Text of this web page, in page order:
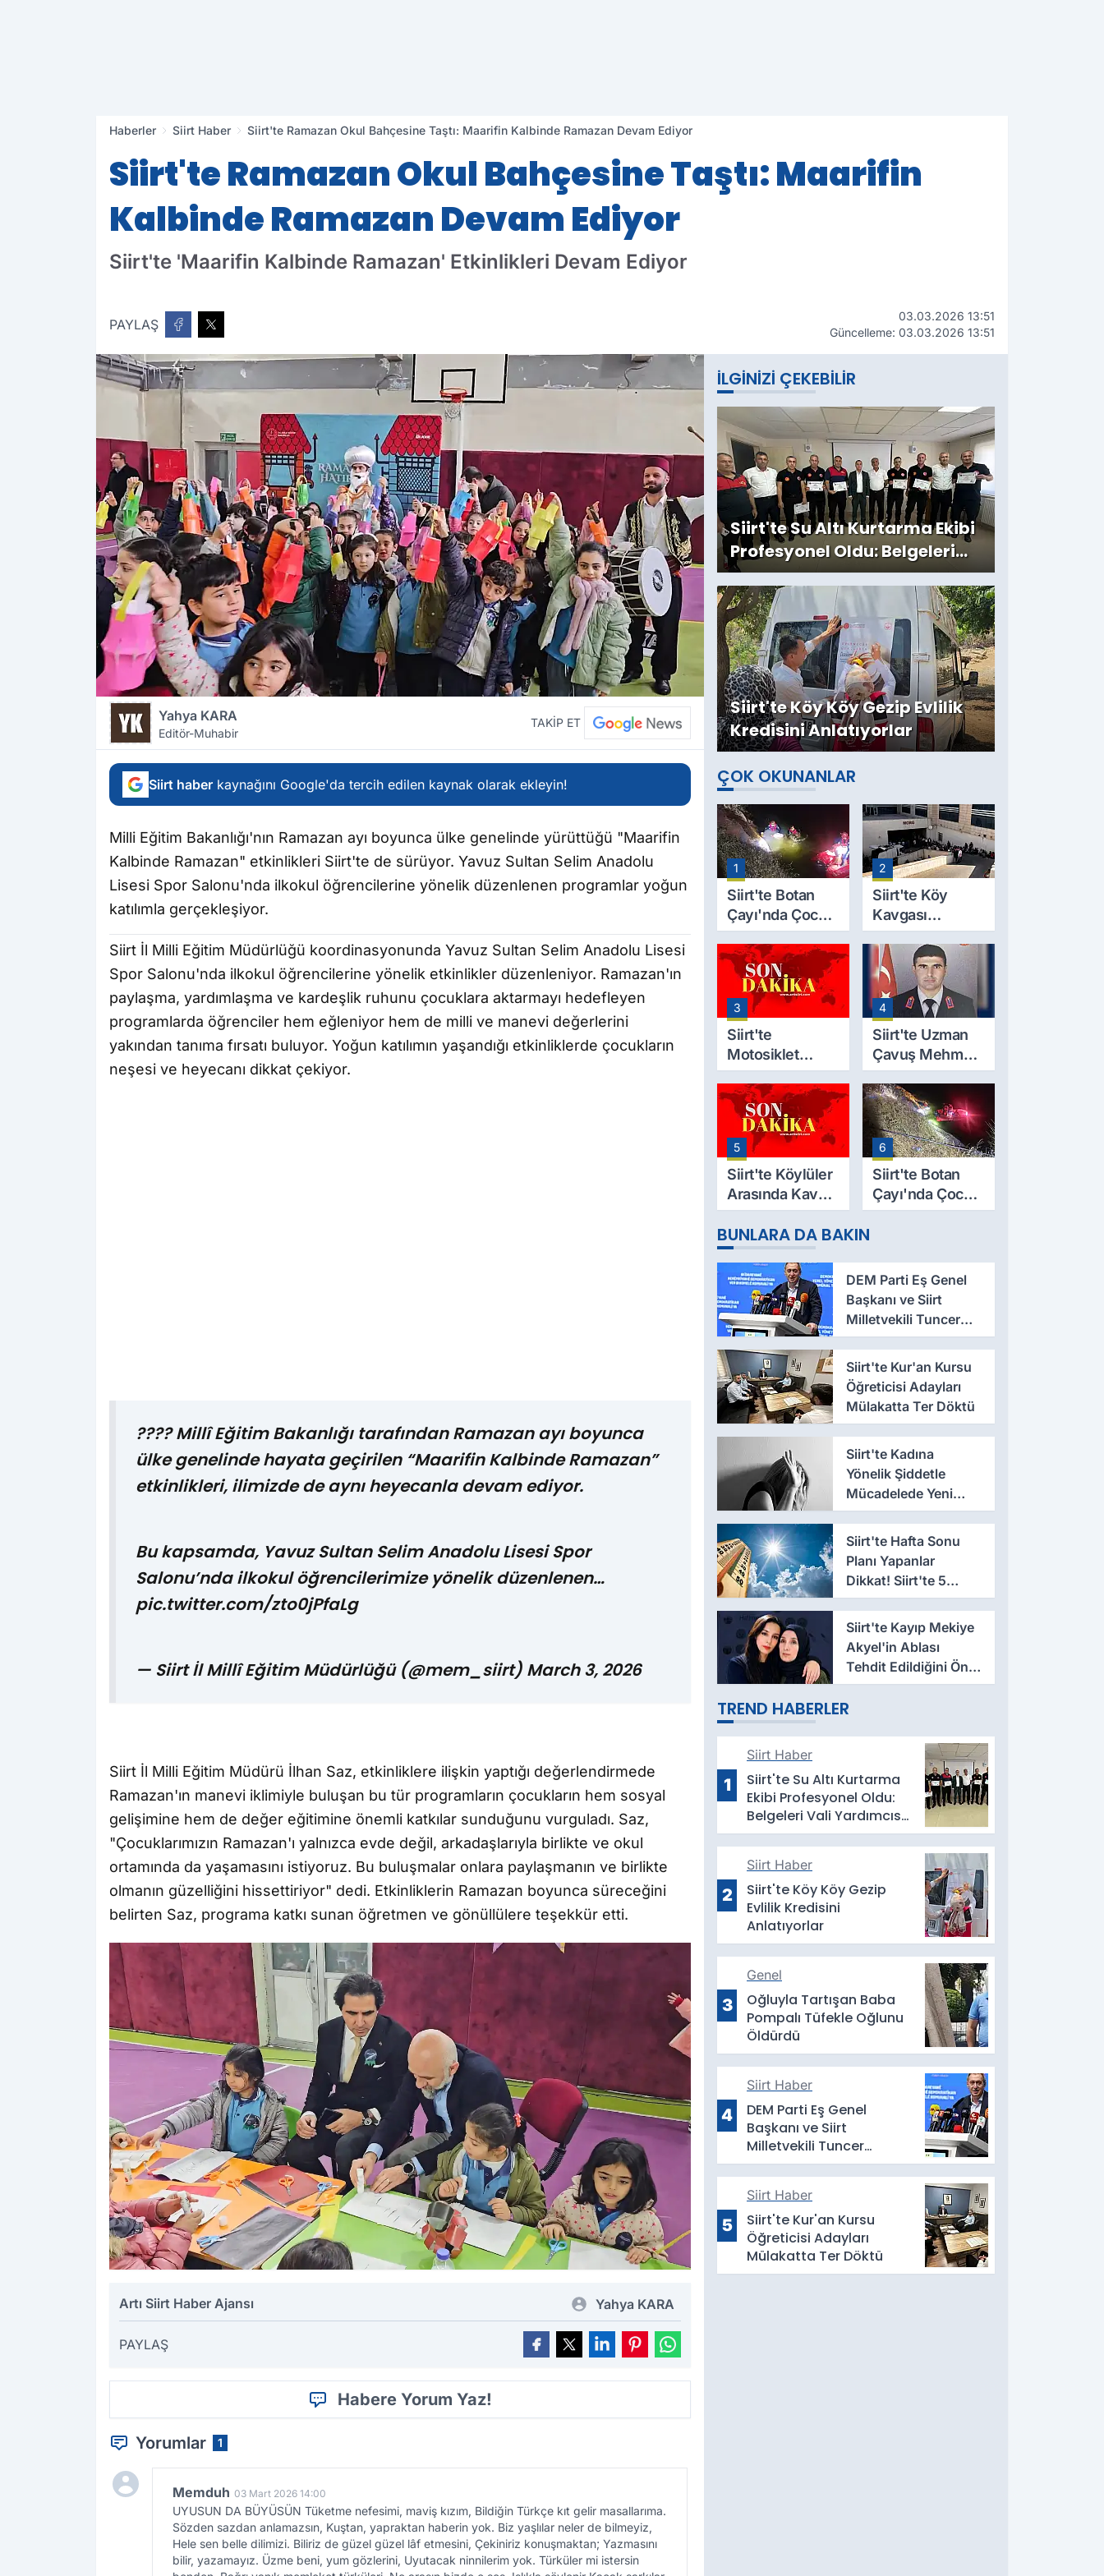
Haberler Siirt Haber Siirt'te Ramazan Okul Bahçesine Taştı: Maarifin Kalbinde Ramazan Devam Ediyor
Siirt'te Ramazan Okul Bahçesine Taştı: Maarifin
Kalbinde Ramazan Devam Ediyor
Siirt'te 'Maarifin Kalbinde Ramazan' Etkinlikleri Devam Ediyor
PAYLAŞ
03.03.2026 13:51
Güncelleme: 03.03.2026 13:51
Yahya KARA
Editör-Muhabir
TAKİP ET
Siirt haber kaynağını Google'da tercih edilen kaynak olarak ekleyin!
Milli Eğitim Bakanlığı'nın Ramazan ayı boyunca ülke genelinde yürüttüğü "Maarifin
Kalbinde Ramazan" etkinlikleri Siirt'te de sürüyor. Yavuz Sultan Selim Anadolu
Lisesi Spor Salonu'nda ilkokul öğrencilerine yönelik düzenlenen programlar yoğun
katılımla gerçekleşiyor.
Siirt İl Milli Eğitim Müdürlüğü koordinasyonunda Yavuz Sultan Selim Anadolu Lisesi
Spor Salonu'nda ilkokul öğrencilerine yönelik etkinlikler düzenleniyor. Ramazan'ın
paylaşma, yardımlaşma ve kardeşlik ruhunu çocuklara aktarmayı hedefleyen
programlarda öğrenciler hem eğleniyor hem de milli ve manevi değerlerini
yakından tanıma fırsatı buluyor. Yoğun katılımın yaşandığı etkinliklerde çocukların
neşesi ve heyecanı dikkat çekiyor.
???? Millî Eğitim Bakanlığı tarafından Ramazan ayı boyunca
ülke genelinde hayata geçirilen “Maarifin Kalbinde Ramazan”
etkinlikleri, ilimizde de aynı heyecanla devam ediyor.
Bu kapsamda, Yavuz Sultan Selim Anadolu Lisesi Spor
Salonu’nda ilkokul öğrencilerimize yönelik düzenlenen…
pic.twitter.com/zto0jPfaLg
— Siirt İl Millî Eğitim Müdürlüğü (@mem_siirt) March 3, 2026
Siirt İl Milli Eğitim Müdürü İlhan Saz, etkinliklere ilişkin yaptığı değerlendirmede
Ramazan'ın manevi iklimiyle buluşan bu tür programların çocukların hem sosyal
gelişimine hem de değer eğitimine önemli katkılar sunduğunu vurguladı. Saz,
"Çocuklarımızın Ramazan'ı yalnızca evde değil, arkadaşlarıyla birlikte ve okul
ortamında da yaşamasını istiyoruz. Bu buluşmalar onlara paylaşmanın ve birlikte
olmanın güzelliğini hissettiriyor" dedi. Etkinliklerin Ramazan boyunca süreceğini
belirten Saz, programa katkı sunan öğretmen ve gönüllülere teşekkür etti.
Artı Siirt Haber Ajansı Yahya KARA
PAYLAŞ
Habere Yorum Yaz!
Yorumlar 1
Memduh 03 Mart 2026 14:00
UYUSUN DA BÜYÜSÜN Tüketme nefesimi, maviş kızım, Bildiğin Türkçe kıt gelir masallarıma.
Sözden sazdan anlamazsın, Kuştan, yapraktan haberin yok. Biz yaşlılar neler de bilmeyiz,
Hele sen belle dilimizi. Biliriz de güzel güzel lâf etmesini, Çekiniriz konuşmaktan; Yazmasını
bilir, yazamayız. Üzme beni, yum gözlerini, Uyutacak ninnilerim yok. Türküler mi istersin
İLGINIZI ÇEKEBILIR
Siirt'te Su Altı Kurtarma Ekibi
Profesyonel Oldu: Belgeleri
Vali Yardımcısı Birkan
Tatlısöz Verdi
Siirt'te Köy Köy Gezip Evlilik
Kredisini Anlatıyorlar
ÇOK OKUNANLAR
1
Siirt'te Botan
Çayı'nda Çocuk
Cesedi
Bulundu: Kayıp
Baba İçin Arama
Çalışmaları
Başlıyor
2
Siirt'te Köy
Kavgası
Cinayetle
Sonuçlandı:
Selim B.
Hayatını
Kaybetti
3
Siirt'te
Motosiklet
Kazası Can Aldı:
39 Yaşındaki
Mesut Yıldız
Hayatını
Kaybetti
4
Siirt'te Uzman
Çavuş Mehmet
Salih Sarıyer,
Evinde Ölü
Bulundu
5
Siirt'te Köylüler
Arasında Kavga:
2 Yaralı, Birinin
Durumu Ağır
6
Siirt'te Botan
Çayı'nda Çocuk
Cesedi Bulundu
BUNLARA DA BAKIN
DEM Parti Eş Genel
Başkanı ve Siirt
Milletvekili Tuncer
Bakırhan: Çerçeve
Yasa Yeni Bir
Dönemin Eşiğidir
Siirt'te Kur'an Kursu
Öğreticisi Adayları
Mülakatta Ter Döktü
Siirt'te Kadına
Yönelik Şiddetle
Mücadelede Yeni
Dönem: 2026-2030
Yol Haritası Açıklandı
Siirt'te Hafta Sonu
Planı Yapanlar
Dikkat! Siirt'te 5
Günlük Hava Durumu
Nasıl Olacak?
Siirt'te Kayıp Mekiye
Akyel'in Ablası
Tehdit Edildiğini Öne
Sürdü
TREND HABERLER
1
Siirt Haber
Siirt'te Su Altı Kurtarma
Ekibi Profesyonel Oldu:
Belgeleri Vali Yardımcısı
Birkan Tatlısöz Verdi
2
Siirt Haber
Siirt'te Köy Köy Gezip
Evlilik Kredisini
Anlatıyorlar
3
Genel
Oğluyla Tartışan Baba
Pompalı Tüfekle Oğlunu
Öldürdü
4
Siirt Haber
DEM Parti Eş Genel
Başkanı ve Siirt
Milletvekili Tuncer
Bakırhan: Çerçeve Yasa
Yeni Bir Dönemin Eşiğidir
5
Siirt Haber
Siirt'te Kur'an Kursu
Öğreticisi Adayları
Mülakatta Ter Döktü